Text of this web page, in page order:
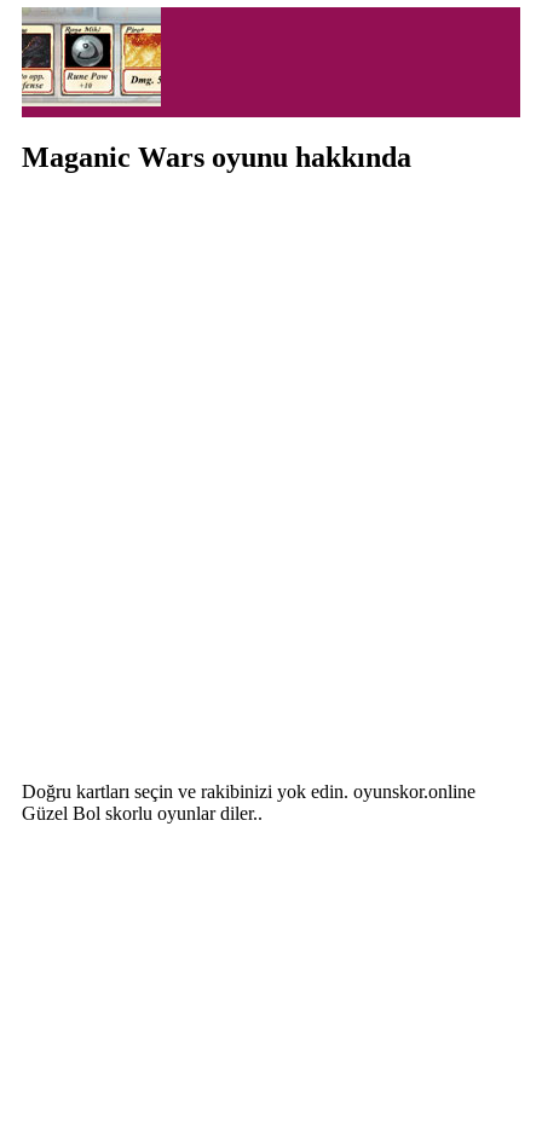
Maganic Wars oyunu hakkında
Doğru kartları seçin ve rakibinizi yok edin. oyunskor.online
Güzel Bol skorlu oyunlar diler..